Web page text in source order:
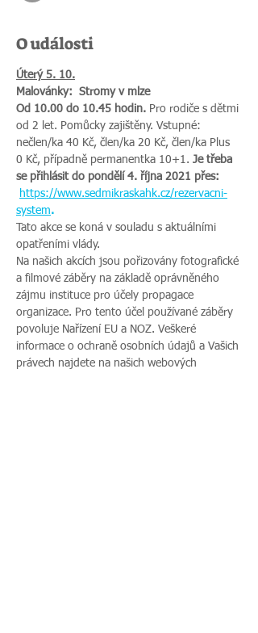
O události
Úterý 5. 10.
Malovánky:  Stromy v mlze
Od 10.00 do 10.45 hodin. Pro rodiče s dětmi
od 2 let. Pomůcky zajištěny. Vstupné:
nečlen/ka 40 Kč, člen/ka 20 Kč, člen/ka Plus
0 Kč, případně permanentka 10+1. Je třeba
se přihlásit do pondělí 4. října 2021 přes:
https://www.sedmikraskahk.cz/rezervacni-
system.
Tato akce se koná v souladu s aktuálními
opatřeními vlády.
Na našich akcích jsou pořizovány fotografické
a filmové záběry na základě oprávněného
zájmu instituce pro účely propagace
organizace. Pro tento účel používané záběry
povoluje Nařízení EU a NOZ. Veškeré
informace o ochraně osobních údajů a Vašich
právech najdete na našich webových